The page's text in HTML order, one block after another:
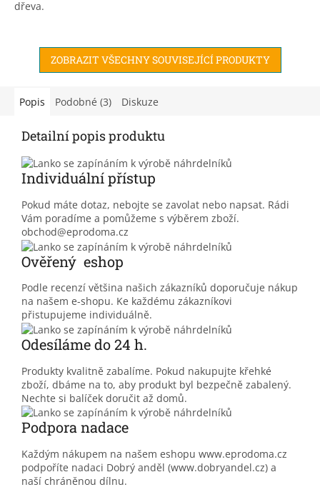
dřeva.
ZOBRAZIT VŠECHNY SOUVISEJÍCÍ PRODUKTY
Popis Podobné (3) Diskuze
Detailní popis produktu
Individuální přístup
Pokud máte dotaz, nebojte se zavolat nebo napsat. Rádi
Vám poradíme a pomůžeme s výběrem zboží.
obchod@eprodoma.cz
Ověřený eshop
Podle recenzí většina našich zákazníků doporučuje nákup
na našem e-shopu. Ke každému zákazníkovi
přistupujeme individuálně.
Odesíláme do 24 h.
Produkty kvalitně zabalíme. Pokud nakupujte křehké
zboží, dbáme na to, aby produkt byl bezpečně zabalený.
Nechte si balíček doručit až domů.
Podpora nadace
Každým nákupem na našem eshopu www.eprodoma.cz
podpoříte nadaci Dobrý anděl (www.dobryandel.cz) a
naší chráněnou dílnu.